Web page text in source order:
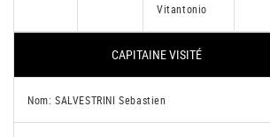
Vitantonio
CAPITAINE VISITÉ
Nom: SALVESTRINI Sebastien